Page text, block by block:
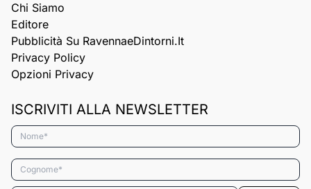
Chi Siamo
Editore
Pubblicità Su RavennaeDintorni.it
Privacy Policy
Opzioni Privacy
ISCRIVITI ALLA NEWSLETTER
Nome*
Cognome*